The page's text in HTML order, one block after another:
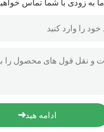
ما به زودی با شما تماس